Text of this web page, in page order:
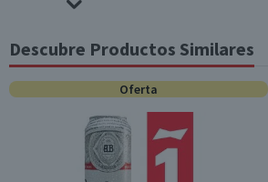
Descubre Productos Similares
Oferta